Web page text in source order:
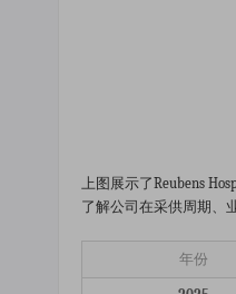
上图展示了reubens
了解公司在采供周期、
年份